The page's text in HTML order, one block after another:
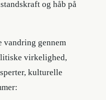
og håb på
vandring gennem
virkelighed,
kulturelle